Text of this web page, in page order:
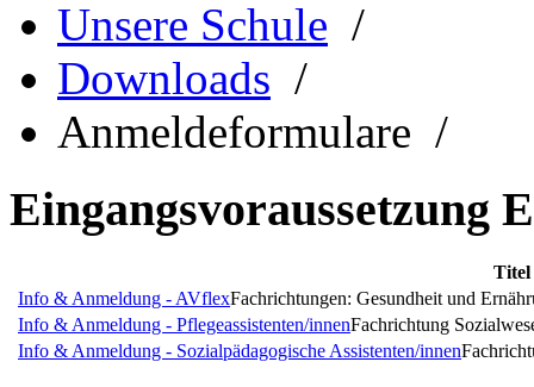
Unsere Schule /
Downloads /
Anmeldeformulare /
Eingangsvoraussetzung
Titel
Info & Anmeldung - AVflexFachrichtungen: Gesundheit und
Info & Anmeldung - Pflegeassistenten/innenFachrichtung
Info & Anmeldung - Sozialpädagogische Assistenten/innen